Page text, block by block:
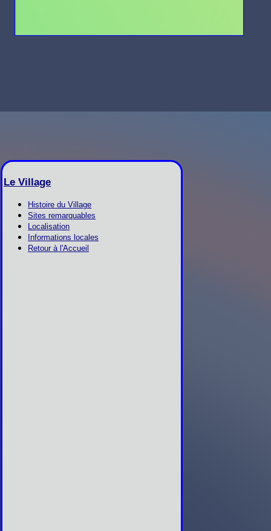
Le Village
Histoire du Village
Sites remarquables
Localisation
Informations locales
Retour à l'Accueil